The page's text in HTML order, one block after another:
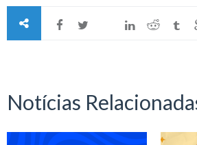
Notícias